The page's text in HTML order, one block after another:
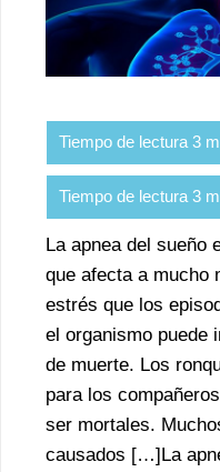
La apnea del sueño
que afecta a mucho
estrés que los
el organismo puede
de muerte. Los
para los
ser mortales.
causados […]La